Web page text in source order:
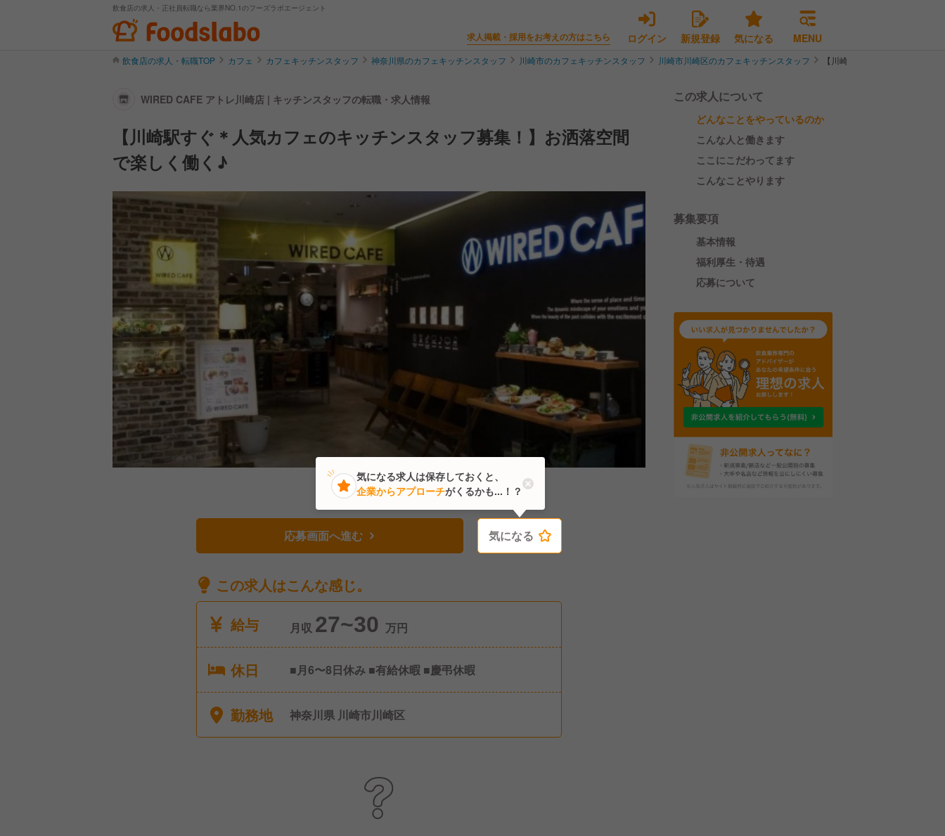
飲食店の求人・正社員転職なら業界NO.1のフーズラボエージェント
求人掲載・採用をお考えの方はこちら ログイン 新規登録 気になる MENU
飲食店の求人・転職TOP カフェ カフェキッチンスタッフ 神奈川県のカフェキッチンスタッフ 川崎市のカフェキッチンスタッフ 川崎市川崎区のカフェキッチンスタッフ 【川崎駅すぐ＊人気カフェの
WIRED CAFE アトレ川崎店 | キッチンスタッフの転職・求人情報
【川崎駅すぐ＊人気カフェのキッチンスタッフ募集！】お洒落空間
で楽しく働く♪
応募画面へ進む 気になる
この求人はこんな感じ。
給与
月収 27~30 万円
休日 ■月6〜8日休み ■有給休暇 ■慶弔休暇
勤務地 神奈川県 川崎市川崎区
この求人について
どんなことをやっているのか
こんな人と働きます
ここにこだわってます
こんなことやります
募集要項
基本情報
福利厚生・待遇
応募について
気になる
気になる求人は保存しておくと、
企業からアプローチがくるかも...！？